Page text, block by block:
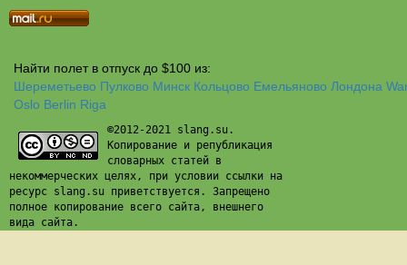
Найти полет в отпуск до $100 из:
Шереметьево Пулково Минск Кольцово Емельяново Лондона
Oslo Berlin Riga
©2012-2021 slang.su.
Копирование и републикация
словарных статей в
некоммерческих целях, при условии ссылки на
ресурс slang.su приветствуется. Запрещено
полное копирование всего сайта, внешнего
вида сайта.